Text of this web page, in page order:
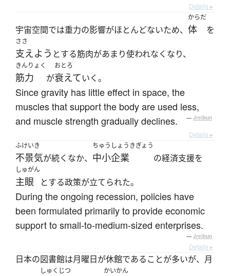
Details ▸
宇宙空間では重力の影響がほとんどないため、
からだ
体 を
ささ
支えよう とする筋肉があまり使われなくなり、
きんりょく
筋力 が
おとろ
衰えていく。
Since gravity has little effect in space, the
muscles that support the body are used less,
and muscle strength gradually declines.
— Jreibun
Details ▸
ふけいき
不景気が続くなか、
ちゅうしょうきぎょう
中小企業 の経済支援を
しゅがん
主眼 とする政策が立てられた。
During the ongoing recession, policies have
been formulated primarily to provide economic
support to small-to-medium-sized enterprises.
— Jreibun
Details ▸
日本の図書館は月曜日が休館であることが多いが、月
しゅくじつ かいかん